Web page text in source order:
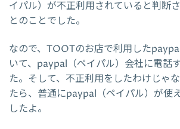
イパル）が不正利用されていると判断
とのことでした。
なので、TOOTのお店で利用した
いて、paypal（ペイパル）会社に電話
た。そして、不正利用をしたわけじゃ
たら、普通にpaypal（ペイパル）が使
したよ。